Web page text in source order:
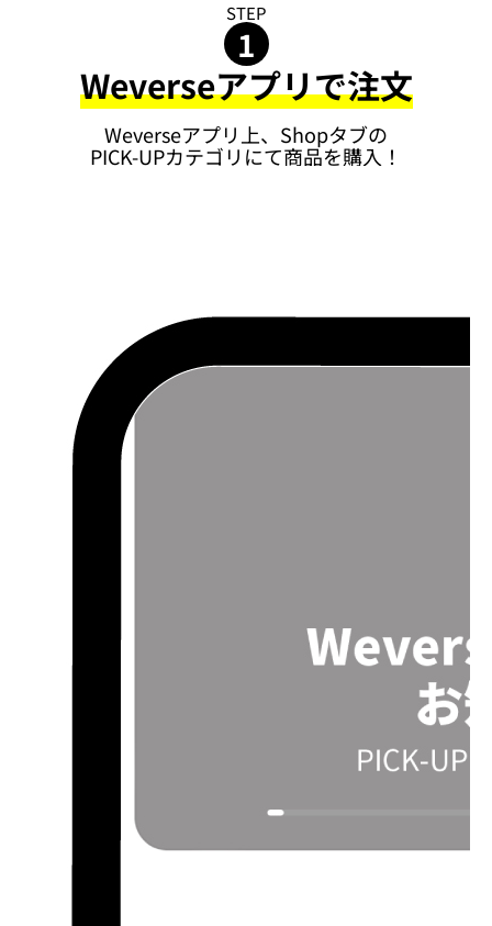
STEP
1
Weverseアプリで注文
Weverseアプリ上、Shopタブの
PICK-UPカテゴリにて商品を購入！